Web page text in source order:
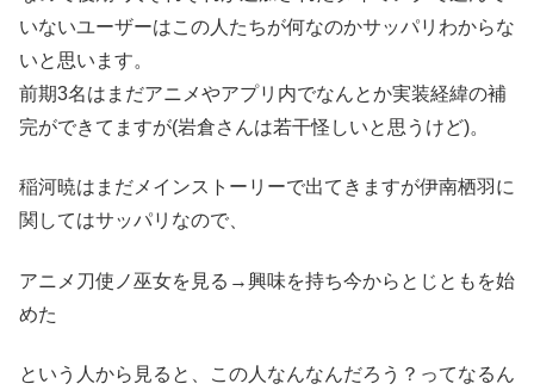
いないユーザーはこの人たちが何なのかサッパリわからな
いと思います。
前期3名はまだアニメやアプリ内でなんとか実装経緯の補
完ができてますが(岩倉さんは若干怪しいと思うけど)。
稲河暁はまだメインストーリーで出てきますが伊南栖羽 に
関してはサッパリなので、
アニメ刀使ノ巫女を見る→興味を持ち今からとじともを始
めた
という人から見ると、この人なんなんだろう？ってなるん